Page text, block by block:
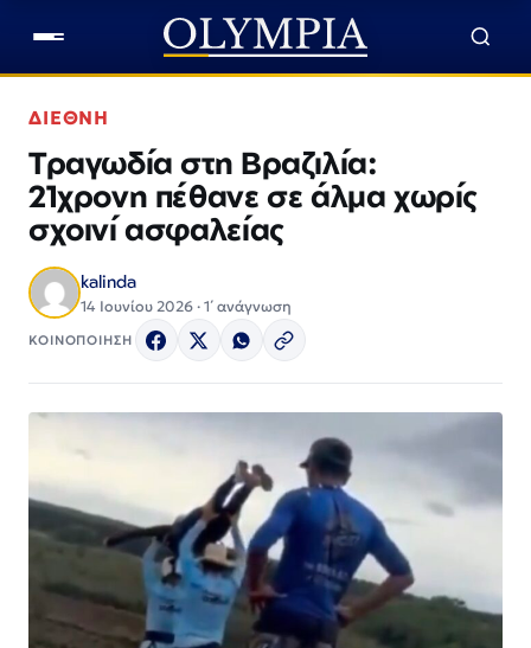
ΔΙΕΘΝΗ
Τραγωδία στη Βραζιλία:
21χρονη πέθανε σε άλμα χωρίς
σχοινί ασφαλείας
kalinda
14 Ιουνίου 2026 · 1΄ ανάγνωση
ΚΟΙΝΟΠΟΙΗΣΗ